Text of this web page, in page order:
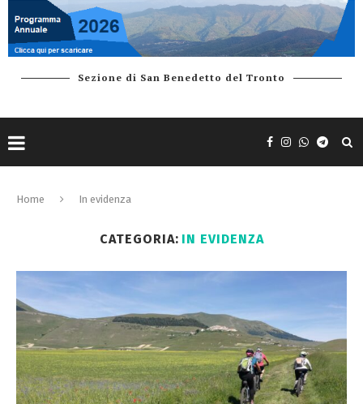
Sezione di San Benedetto del Tronto
Home In evidenza
CATEGORIA: IN EVIDENZA